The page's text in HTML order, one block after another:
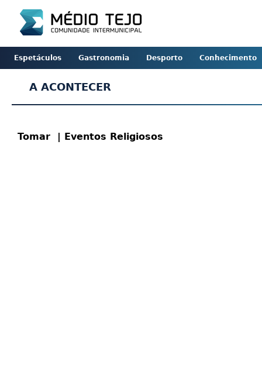
Espetáculos Gastronomia Desporto Conhecimento
A ACONTECER
Tomar | Eventos Religiosos